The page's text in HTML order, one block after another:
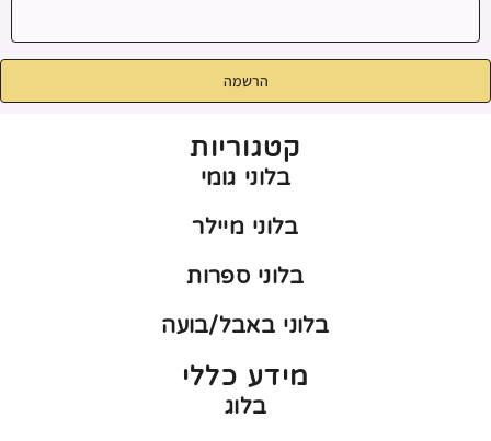
הרשמה
קטגוריות
בלוני גומי
בלוני מיילר
בלוני ספרות
בלוני באבל/בועה
מידע כללי
בלוג